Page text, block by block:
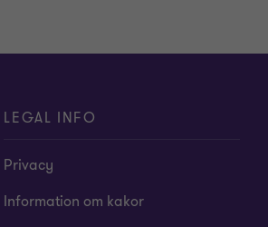
LEGAL INFO
Privacy
Information om kakor